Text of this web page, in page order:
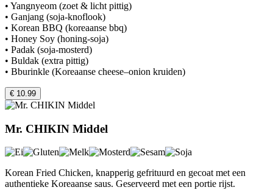
• Yangnyeom (zoet & licht pittig)
• Ganjang (soja-knoflook)
• Korean BBQ (koreaanse bbq)
• Honey Soy (honing-soja)
• Padak (soja-mosterd)
• Buldak (extra pittig)
• Bburinkle (Koreaanse cheese–onion kruiden)
€ 10.99
Mr. CHIKIN Middel
Korean Fried Chicken, knapperig gefrituurd en gecoat met een
authentieke Koreaanse saus. Geserveerd met een portie rijst.